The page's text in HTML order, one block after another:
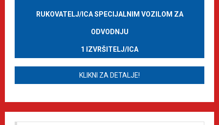
RUKOVATELJ/ICA SPECIJALNIM VOZILOM ZA
ODVODNJU
1 IZVRŠITELJ/ICA
KLIKNI ZA DETALJE!